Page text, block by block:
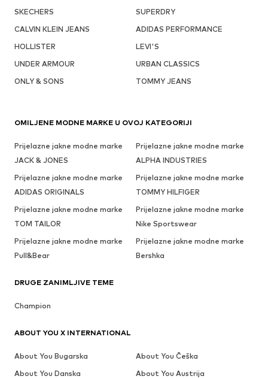
SKECHERS
SUPERDRY
CALVIN KLEIN JEANS
ADIDAS PERFORMANCE
HOLLISTER
LEVI'S
UNDER ARMOUR
URBAN CLASSICS
ONLY & SONS
TOMMY JEANS
OMILJENE MODNE MARKE U OVOJ KATEGORIJI
Prijelazne jakne modne marke
JACK & JONES
Prijelazne jakne modne marke
ALPHA INDUSTRIES
Prijelazne jakne modne marke
ADIDAS ORIGINALS
Prijelazne jakne modne marke
TOMMY HILFIGER
Prijelazne jakne modne marke
TOM TAILOR
Prijelazne jakne modne marke
Nike Sportswear
Prijelazne jakne modne marke
Pull&Bear
Prijelazne jakne modne marke
Bershka
DRUGE ZANIMLJIVE TEME
Champion
ABOUT YOU X INTERNATIONAL
About You Bugarska
About You Češka
About You Danska
About You Austrija